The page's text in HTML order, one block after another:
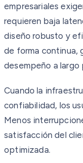
empresariales
requieren baja
diseño robusto y
de forma continua,
desempeño a largo
Cuando la
confiabilidad, los
Menos
satisfacción del
optimizada.